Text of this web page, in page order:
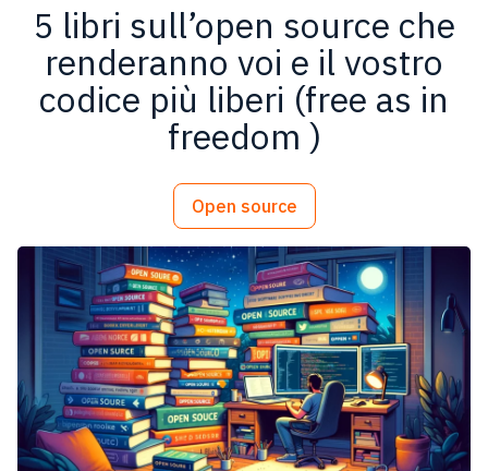
5 libri sull’open source che
renderanno voi e il vostro
codice più liberi (free as in
freedom )
Open source